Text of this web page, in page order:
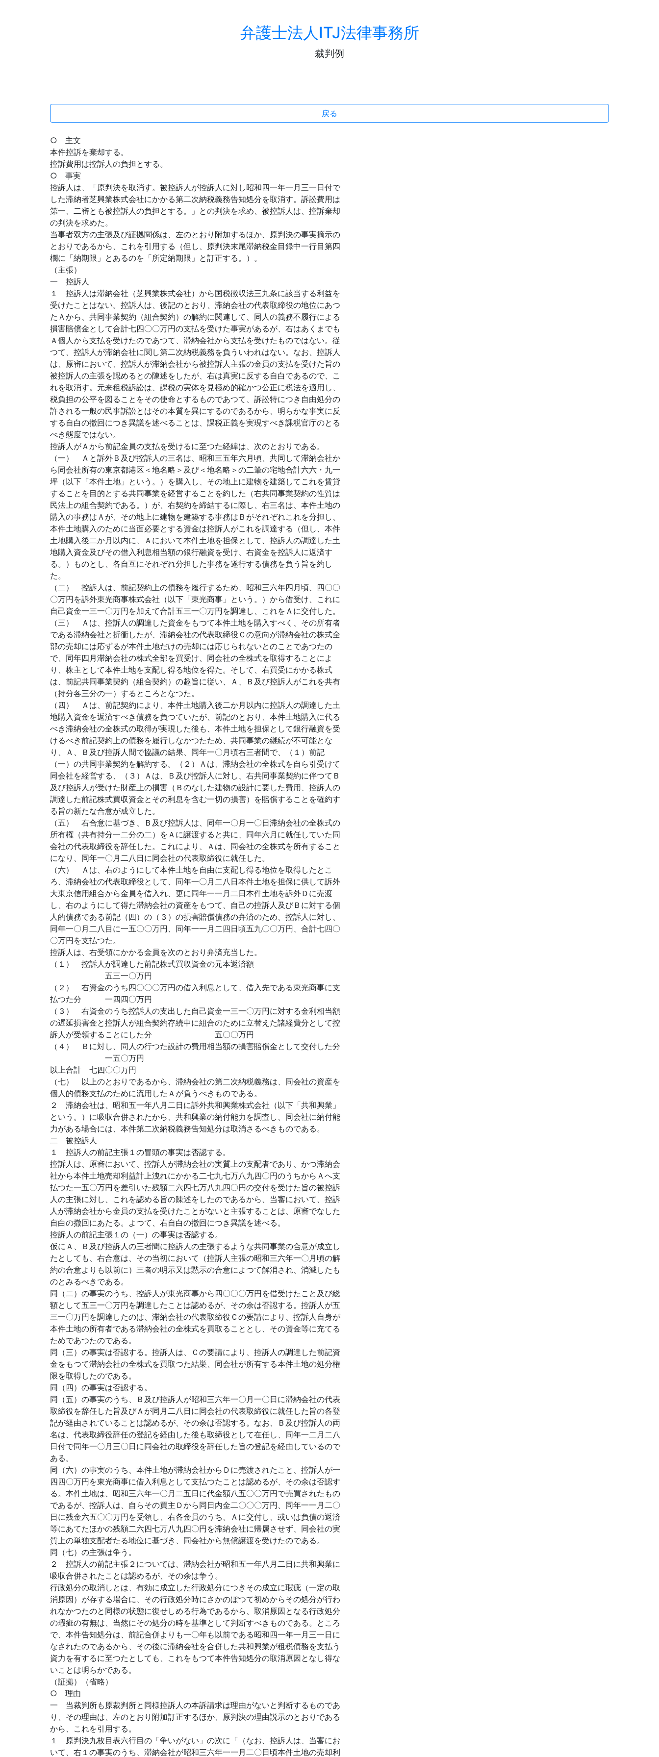
弁護士法人ITJ法律事務所
裁判例
戻る
○ 主文
本件控訴を棄却する。
控訴費用は控訴人の負担とする。
○ 事実
控訴人は、「原判決を取消す。被控訴人が控訴人に対し昭和四一年一月三一日付で
した滞納者芝興業株式会社にかかる第二次納税義務告知処分を取消す。訴訟費用は
第一、二審とも被控訴人の負担とする。」との判決を求め、被控訴人は、控訴棄却
の判決を求めた。
当事者双方の主張及び証拠関係は、左のとおり附加するほか、原判決の事実摘示の
とおりであるから、これを引用する（但し、原判決末尾滞納税金目録中一行目第四
欄に「納期限」とあるのを「所定納期限」と訂正する。）。
（主張）
一 控訴人
１ 控訴人は滞納会社（芝興業株式会社）から国税徴収法三九条に該当する利益を
受けたことはない。控訴人は、後記のとおり、滞納会社の代表取締役の地位にあつ
たＡから、共同事業契約（組合契約）の解約に関連して、同人の義務不履行による
損害賠償金として合計七四〇〇万円の支払を受けた事実があるが、右はあくまでも
Ａ個人から支払を受けたのであつて、滞納会社から支払を受けたものではない。従
つて、控訴人が滞納会社に関し第二次納税義務を負ういわれはない。なお、控訴人
は、原審において、控訴人が滞納会社から被控訴人主張の金員の支払を受けた旨の
被控訴人の主張を認めるとの陳述をしたが、右は真実に反する自白であるので、こ
れを取消す。元来租税訴訟は、課税の実体を見極め的確かつ公正に税法を適用し、
税負担の公平を図ることをその使命とするものであつて、訴訟特につき自由処分の
許される一般の民事訴訟とはその本質を異にするのであるから、明らかな事実に反
する自白の撤回につき異議を述べることは、課税正義を実現すべき課税官庁のとる
べき態度ではない。
控訴人がＡから前記金員の支払を受けるに至つた経緯は、次のとおりである。
（一） Ａと訴外Ｂ及び控訴人の三名は、昭和三五年六月頃、共同して滞納会社か
ら同会社所有の東京都港区＜地名略＞及び＜地名略＞の二筆の宅地合計六六・九一
坪（以下「本件土地」という。）を購入し、その地上に建物を建築してこれを賃貸
することを目的とする共同事業を経営することを約した（右共同事業契約の性質は
民法上の組合契約である。）が、右契約を締結するに際し、右三名は、本件土地の
購入の事務はＡが、その地上に建物を建築する事務はＢがそれぞれこれを分担し、
本件土地購入のために当面必要とする資金は控訴人がこれを調達する（但し、本件
土地購入後二か月以内に、Ａにおいて本件土地を担保として、控訴人の調達した土
地購入資金及びその借入利息相当額の銀行融資を受け、右資金を控訴人に返済す
る。）ものとし、各自互にそれぞれ分担した事務を遂行する債務を負う旨を約し
た。
（二） 控訴人は、前記契約上の債務を履行するため、昭和三六年四月頃、四〇〇
〇万円を訴外東光商事株式会社（以下「東光商事」という。）から借受け、これに
自己資金一三一〇万円を加えて合計五三一〇万円を調達し、これをＡに交付した。
（三） Ａは、控訴人の調達した資金をもつて本件土地を購入すべく、その所有者
である滞納会社と折衝したが、滞納会社の代表取締役Ｃの意向が滞納会社の株式全
部の売却には応ずるが本件土地だけの売却には応じられないとのことであつたの
で、同年四月滞納会社の株式全部を買受け、同会社の全株式を取得することによ
り、株主として本件土地を支配し得る地位を得た。そして、右買受にかかる株式
は、前記共同事業契約（組合契約）の趣旨に従い、Ａ、Ｂ及び控訴人がこれを共有
（持分各三分の一）するところとなつた。
（四） Ａは、前記契約により、本件土地購入後二か月以内に控訴人の調達した土
地購入資金を返済すべき債務を負つていたが、前記のとおり、本件土地購入に代る
べき滞納会社の全株式の取得が実現した後も、本件土地を担保として銀行融資を受
けるべき前記契約上の債務を履行しなかつたため、共同事業の継続が不可能とな
り、Ａ、Ｂ及び控訴人間で協議の結果、同年一〇月頃右三者間で、（１）前記
（一）の共同事業契約を解約する。（２）Ａは、滞納会社の全株式を自ら引受けて
同会社を経営する、（３）Ａは、Ｂ及び控訴人に対し、右共同事業契約に伴つてＢ
及び控訴人が受けた財産上の損害（Ｂのなした建物の設計に要した費用、控訴人の
調達した前記株式買収資金とその利息を含む一切の損害）を賠償することを確約す
る旨の新たな合意が成立した。
（五） 右合意に基づき、Ｂ及び控訴人は、同年一〇月一〇日滞納会社の全株式の
所有権（共有持分一二分の二）をＡに譲渡すると共に、同年六月に就任していた同
会社の代表取締役を辞任した。これにより、Ａは、同会社の全株式を所有すること
になり、同年一〇月二八日に同会社の代表取締役に就任した。
（六） Ａは、右のようにして本件土地を自由に支配し得る地位を取得したとこ
ろ、滞納会社の代表取締役として、同年一〇月二八日本件土地を担保に供して訴外
大東京信用組合から金員を借入れ、更に同年一一月二日本件土地を訴外Ｄに売渡
し、右のようにして得た滞納会社の資産をもつて、自己の控訴人及びＢに対する個
人的債務である前記（四）の（３）の損害賠償債務の弁済のため、控訴人に対し、
同年一〇月二八目に一五〇〇万円、同年一一月二四日頃五九〇〇万円、合計七四〇
〇万円を支払つた。
控訴人は、右受領にかかる金員を次のとおり弁済充当した。
（１） 控訴人が調達した前記株式買収資金の元本返済額
五三一〇万円
（２） 右資金のうち四〇〇〇万円の借入利息として、借入先である東光商事に支
払つた分 一四四〇万円
（３） 右資金のうち控訴人の支出した自己資金一三一〇万円に対する金利相当額
の遅延損害金と控訴人が組合契約存続中に組合のために立替えた諸経費分として控
訴人が受領することにした分 五〇〇万円
（４） Ｂに対し、同人の行つた設計の費用相当額の損害賠償金として交付した分
一五〇万円
以上合計 七四〇〇万円
（七） 以上のとおりであるから、滞納会社の第二次納税義務は、同会社の資産を
個人的債務支払のために流用したＡが負うべきものである。
２ 滞納会社は、昭和五一年八月二日に訴外共和興業株式会社（以下「共和興業」
という。）に吸収合併されたから、共和興業の納付能力を調査し、同会社に納付能
力がある場合には、本件第二次納税義務告知処分は取消さるべきものである。
二 被控訴人
１ 控訴人の前記主張１の冒頭の事実は否認する。
控訴人は、原審において、控訴人が滞納会社の実質上の支配者であり、かつ滞納会
社から本件土地売却利益計上洩れにかかる二七九七万八九四〇円のうちからＡへ支
払つた一五〇万円を差引いた残額二六四七万八九四〇円の交付を受けた旨の被控訴
人の主張に対し、これを認める旨の陳述をしたのであるから、当審において、控訴
人が滞納会社から金員の支払を受けたことがないと主張することは、原審でなした
自白の撤回にあたる。よつて、右自白の撤回につき異議を述べる。
控訴人の前記主張１の（一）の事実は否認する。
仮にＡ、Ｂ及び控訴人の三者間に控訴人の主張するような共同事業の合意が成立し
たとしても、右合意は、その当初において（控訴人主張の昭和三六年一〇月頃の解
約の合意よりも以前に）三者の明示又は黙示の合意によつて解消され、消滅したも
のとみるべきである。
同（二）の事実のうち、控訴人が東光商事から四〇〇〇万円を借受けたこと及び総
額として五三一〇万円を調達したことは認めるが、その余は否認する。控訴人が五
三一〇万円を調達したのは、滞納会社の代表取締役Ｃの要請により、控訴人自身が
本件土地の所有者である滞納会社の全株式を買取ることとし、その資金等に充てる
ためであつたのである。
同（三）の事実は否認する。控訴人は、Ｃの要請により、控訴人の調達した前記資
金をもつて滞納会社の全株式を買取つた結巣、同会社が所有する本件土地の処分権
限を取得したのである。
同（四）の事実は否認する。
同（五）の事実のうち、Ｂ及び控訴人が昭和三六年一〇月一〇日に滞納会社の代表
取締役を辞任した旨及びＡが同月二八日に同会社の代表取締役に就任した旨の各登
記が経由されていることは認めるが、その余は否認する。なお、Ｂ及び控訴人の両
名は、代表取締役辞任の登記を経由した後も取締役として在任し、同年一二月二八
日付で同年一〇月三〇日に同会社の取締役を辞任した旨の登記を経由しているので
ある。
同（六）の事実のうち、本件土地が滞納会社からＤに売渡されたこと、控訴人が一
四四〇万円を東光商事に借入利息として支払つたことは認めるが、その余は否認す
る。本件土地は、昭和三六年一〇月二五日に代金額八五〇〇万円で売買されたもの
であるが、控訴人は、自らその買主Ｄから同日内金二〇〇〇万円、同年一一月二〇
日に残金六五〇〇万円を受領し、右各金員のうち、Ａに交付し、或いは負債の返済
等にあてたほかの残額二六四七万八九四〇円を滞納会社に帰属させず、同会社の実
質上の単独支配者たる地位に基づき、同会社から無償譲渡を受けたのである。
同（七）の主張は争う。
２ 控訴人の前記主張２については、滞納会社が昭和五一年八月二日に共和興業に
吸収合併されたことは認めるが、その余は争う。
行政処分の取消しとは、有効に成立した行政処分につきその成立に瑕疵（一定の取
消原因）が存する場合に、その行政処分時にさかのぼつて初めからその処分が行わ
れなかつたのと同様の状態に復せしめる行為であるから、取消原因となる行政処分
の瑕疵の有無は、当然にその処分の時を基準として判断すべきものである。ところ
で、本件告知処分は、前記合併よりも一〇年も以前である昭和四一年一月三一日に
なされたのであるから、その後に滞納会社を合併した共和興業が租税債務を支払う
資力を有するに至つたとしても、これをもつて本件告知処分の取消原因となし得な
いことは明らかである。
（証拠）（省略）
○ 理由
一 当裁判所も原裁判所と同様控訴人の本訴請求は理由がないと判断するものであ
り、その理由は、左のとおり附加訂正するほか、原判決の理由説示のとおりである
から、これを引用する。
１ 原判決九枚目表六行目の「争いがない」の次に「（なお、控訴人は、当審にお
いて、右１の事実のうち、滞納会社が昭和三六年一一月二〇日頃本件土地の売却利